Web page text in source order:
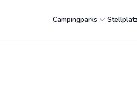
Campingparks